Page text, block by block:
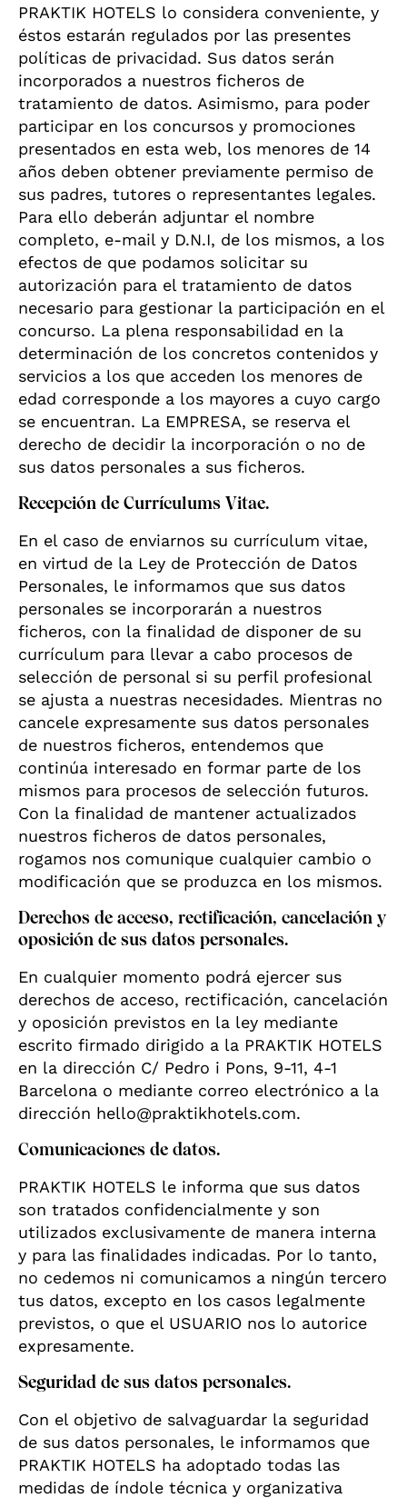
PRAKTIK HOTELS lo considera conveniente, y
éstos estarán regulados por las presentes
políticas de privacidad. Sus datos serán
incorporados a nuestros ficheros de
tratamiento de datos. Asimismo, para poder
participar en los concursos y promociones
presentados en esta web, los menores de 14
años deben obtener previamente permiso de
sus padres, tutores o representantes legales.
Para ello deberán adjuntar el nombre
completo, e-mail y D.N.I, de los mismos, a los
efectos de que podamos solicitar su
autorización para el tratamiento de datos
necesario para gestionar la participación en el
concurso. La plena responsabilidad en la
determinación de los concretos contenidos y
servicios a los que acceden los menores de
edad corresponde a los mayores a cuyo cargo
se encuentran. La EMPRESA, se reserva el
derecho de decidir la incorporación o no de
sus datos personales a sus ficheros.
Recepción de Currículums Vitae.
En el caso de enviarnos su currículum vitae,
en virtud de la Ley de Protección de Datos
Personales, le informamos que sus datos
personales se incorporarán a nuestros
ficheros, con la finalidad de disponer de su
currículum para llevar a cabo procesos de
selección de personal si su perfil profesional
se ajusta a nuestras necesidades. Mientras no
cancele expresamente sus datos personales
de nuestros ficheros, entendemos que
continúa interesado en formar parte de los
mismos para procesos de selección futuros.
Con la finalidad de mantener actualizados
nuestros ficheros de datos personales,
rogamos nos comunique cualquier cambio o
modificación que se produzca en los mismos.
Derechos de acceso, rectificación, cancelación y
oposición de sus datos personales.
En cualquier momento podrá ejercer sus
derechos de acceso, rectificación, cancelación
y oposición previstos en la ley mediante
escrito firmado dirigido a la PRAKTIK HOTELS
en la dirección C/ Pedro i Pons, 9-11, 4-1
Barcelona o mediante correo electrónico a la
dirección hello@praktikhotels.com.
Comunicaciones de datos.
PRAKTIK HOTELS le informa que sus datos
son tratados confidencialmente y son
utilizados exclusivamente de manera interna
y para las finalidades indicadas. Por lo tanto,
no cedemos ni comunicamos a ningún tercero
tus datos, excepto en los casos legalmente
previstos, o que el USUARIO nos lo autorice
expresamente.
Seguridad de sus datos personales.
Con el objetivo de salvaguardar la seguridad
de sus datos personales, le informamos que
PRAKTIK HOTELS ha adoptado todas las
medidas de índole técnica y organizativa